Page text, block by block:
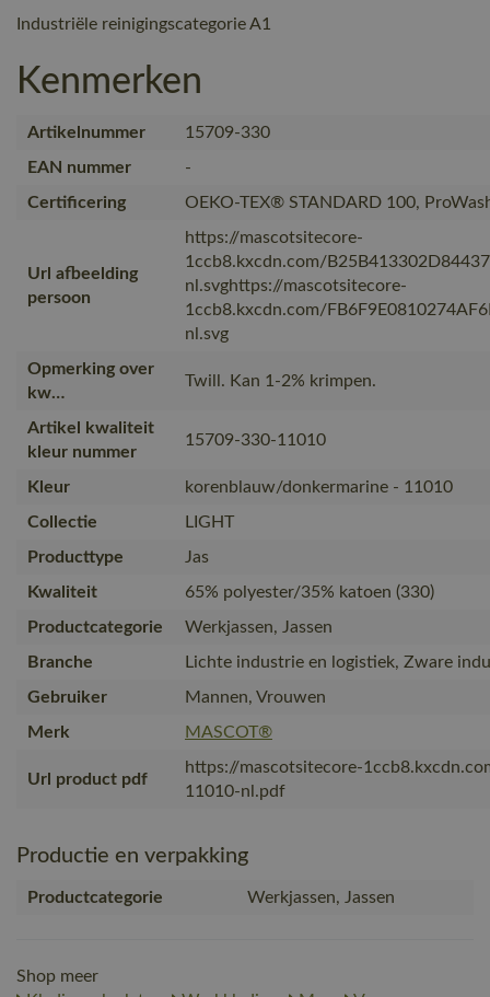
Industriële reinigingscategorie A1
Kenmerken
Artikelnummer
15709-330
EAN nummer
-
Certificering
OEKO-TEX® STANDARD 100,
Url afbeelding
persoon
https://mascotsitecore-
1ccb8.kxcdn.com/
nl.svghttps://mascotsitecore-
1ccb8.kxcdn.com/
nl.svg
Opmerking over
kw…
Twill. Kan 1-2% krimpen.
Artikel kwaliteit
kleur nummer
15709-330-11010
Kleur
korenblauw/donkermarine - 11010
Collectie
LIGHT
Producttype
Jas
Kwaliteit
65% polyester/35% katoen (330)
Productcategorie
Werkjassen, Jassen
Branche
Lichte industrie en logistiek, Zware
Gebruiker
Mannen, Vrouwen
Merk
MASCOT®
Url product pdf
https://mascotsitecore-
11010-nl.pdf
Productie en verpakking
Productcategorie Werkjassen, Jassen
Shop meer